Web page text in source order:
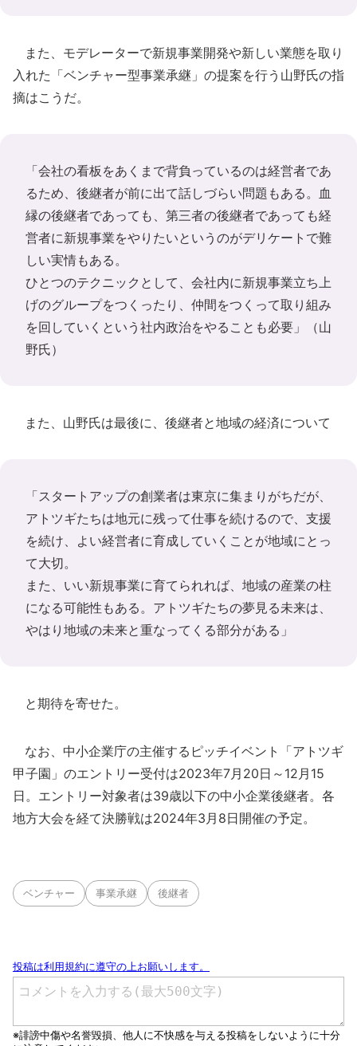
また、モデレーターで新規事業開発や新しい業態を取り
入れた「ベンチャー型事業承継」の提案を行う山野氏の指
摘はこうだ。
「会社の看板をあくまで背負っているのは経営者であ
るため、後継者が前に出て話しづらい問題もある。血
縁の後継者であっても、第三者の後継者であっても経
営者に新規事業をやりたいというのがデリケートで難
しい実情もある。
ひとつのテクニックとして、会社内に新規事業立ち上
げのグループをつくったり、仲間をつくって取り組み
を回していくという社内政治をやることも必要」（山
野氏）
また、山野氏は最後に、後継者と地域の経済について
「スタートアップの創業者は東京に集まりがちだが、
アトツギたちは地元に残って仕事を続けるので、支援
を続け、よい経営者に育成していくことが地域にとっ
て大切。
また、いい新規事業に育てられれば、地域の産業の柱
になる可能性もある。アトツギたちの夢見る未来は、
やはり地域の未来と重なってくる部分がある」
と期待を寄せた。
なお、中小企業庁の主催するピッチイベント「アトツギ
甲子園」のエントリー受付は2023年7月20日～12月15
日。エントリー対象者は39歳以下の中小企業後継者。各
地方大会を経て決勝戦は2024年3月8日開催の予定。
ベンチャー 事業承継 後継者